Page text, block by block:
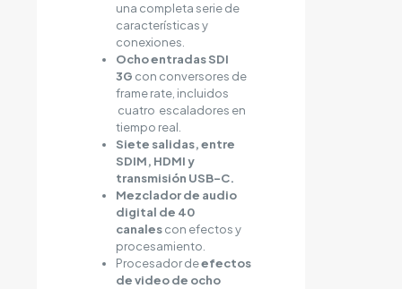
una completa serie de
características y
conexiones.
Ocho entradas SDI
3G con conversores de
frame rate, incluidos
cuatro escaladores en
tiempo real.
Siete salidas, entre
SDIM, HDMI y
transmisión USB-C.
Mezclador de audio
digital de 40
canalescon efectos y
procesamiento.
Procesador deefectos
de video de ocho